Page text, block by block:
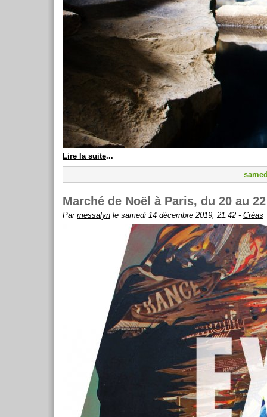
Lire la suite...
Marché de Noël à Paris, du 20 au
Par messalyn le samedi 14 décembre 2019, 21:42 - Créas